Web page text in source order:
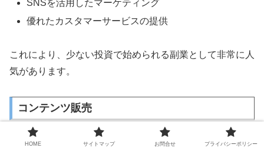
SNSを活用したマーケティング
優れたカスタマーサービスの提供
これにより、少ない投資で始められる副業として非常に人
気があります。
コンテンツ販売
デジタルコンテンツの販売は、創作活動が好きな会社員に
HOME サイトマップ お問合せ プライバシーポリシー